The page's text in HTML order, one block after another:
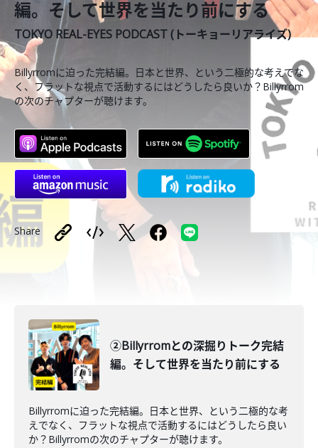
編。そして世界を当たり前にする
TOKYO REAL-EYES PODCAST (トーキョーリアライズ)
Billyrromに迫った完結編。日本と世界、という二極的な考えでな
く、フラットな視点で活動するにはどうしたら良いか？Billyrrom
の次のチャプターが聴けます。
Share
②Billyrromとの深掘りトーク完結
編。そして世界を当たり前にする
Billyrromに迫った完結編。日本と世界、という二極的な考
えでなく、フラットな視点で活動するにはどうしたら良い
か？Billyrromの次のチャプターが聴けます。